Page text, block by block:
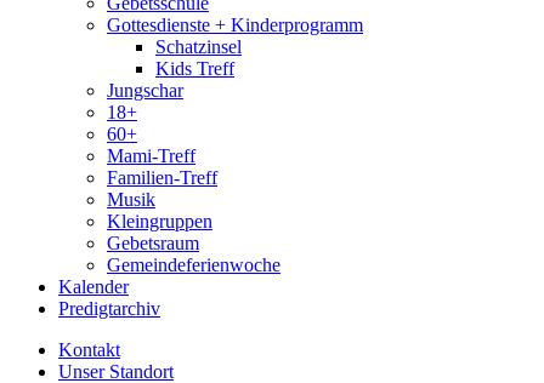
Gottesdienste + Kinderprogramm
Schatzinsel
Kids Treff
Jungschar
18+
60+
Mami-Treff
Familien-Treff
Musik
Kleingruppen
Gebetsraum
Gemeindeferienwoche
Kalender
Predigtarchiv
Kontakt
Unser Standort